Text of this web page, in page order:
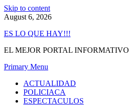
Skip to content
August 6, 2026
ES LO QUE HAY!!!
EL MEJOR PORTAL INFORMATIVO
Primary Menu
ACTUALIDAD
POLICIACA
ESPECTACULOS